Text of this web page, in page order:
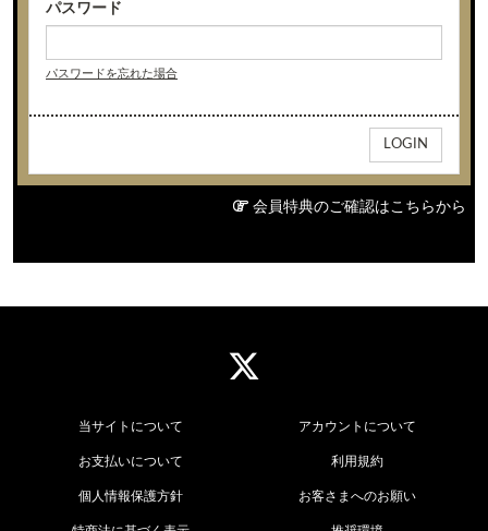
パスワード
パスワードを忘れた場合
会員特典のご確認はこちらから
当サイトについて アカウントについて
お支払いについて 利用規約
個人情報保護方針 お客さまへのお願い